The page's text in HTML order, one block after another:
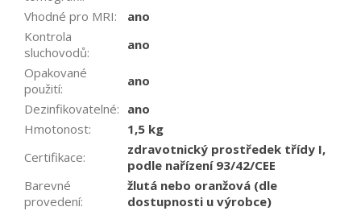
Vhodné pro MRI:
ano
Kontrola
sluchovodů:
ano
Opakované
použití:
ano
Dezinfikovatelné: ano
Hmotonost:
1,5 kg
Certifikace:
zdravotnický prostředek třídy I,
podle nařízení 93/42/CEE
Barevné
provedení:
žlutá nebo oranžová (dle
dostupnosti u výrobce)